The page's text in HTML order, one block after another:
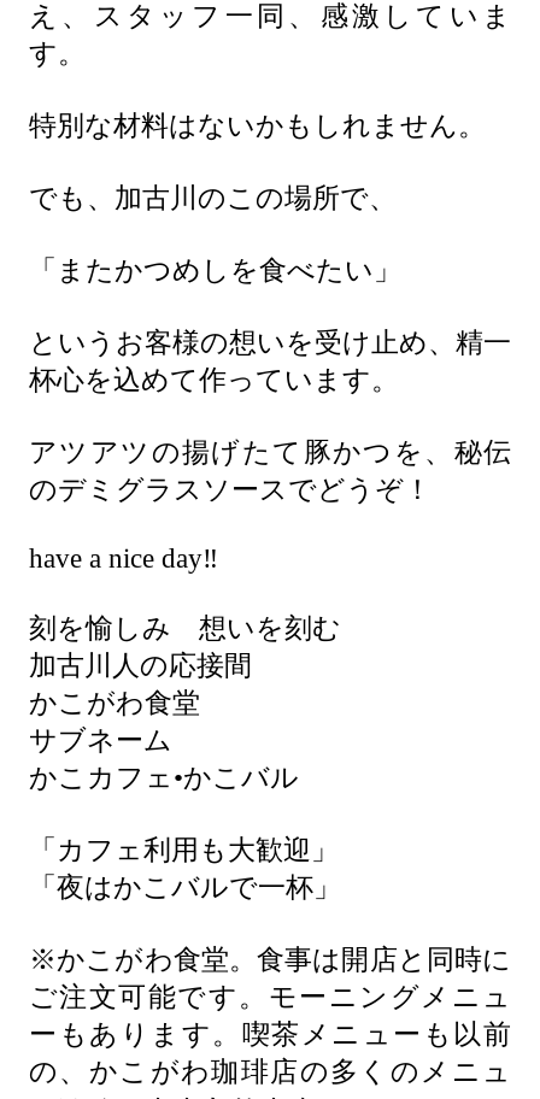
え、スタッフ一同、感激していま
す。
特別な材料はないかもしれません。
でも、加古川のこの場所で、
「またかつめしを食べたい」
というお客様の想いを受け止め、精一
杯心を込めて作っています。
アツアツの揚げたて豚かつを、秘伝
のデミグラスソースでどうぞ！
have a nice day‼️
刻を愉しみ 想いを刻む
加古川人の応接間
かこがわ食堂
サブネーム
かこカフェ•かこバル
「カフェ利用も大歓迎」
「夜はかこバルで一杯」
※かこがわ食堂。食事は開店と同時に
ご注文可能です。モーニングメニュ
ーもあります。喫茶メニューも以前
の、かこがわ珈琲店の多くのメニュ